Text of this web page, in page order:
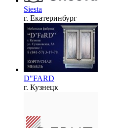
Siesta
г. Екатеринбург
D"FARD
г. Кузнецк